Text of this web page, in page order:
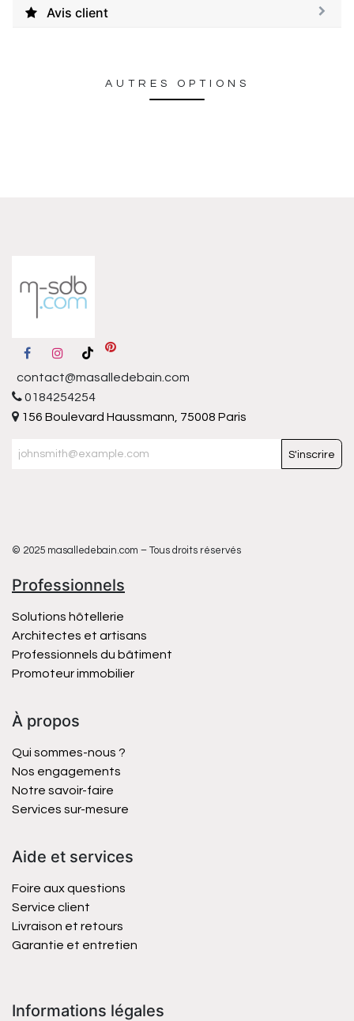
Avis client
AUTRES OPTIONS
contact@masalledebain.com
0184254254
156 Boulevard Haussmann, 75008 Paris
S'inscrire
© 2025 masalledebain.com – Tous droits réservés
Professionnels
Solutions hôtellerie
Architectes et artisans
Professionnels du bâtiment
Promoteur immobilier
À propos
Qui sommes-nous ?
Nos engagements
Notre savoir-faire
Services sur-mesure
Aide et services
Foire aux questions
Service client
Livraison et retours
Garantie et entretien
Informations légales